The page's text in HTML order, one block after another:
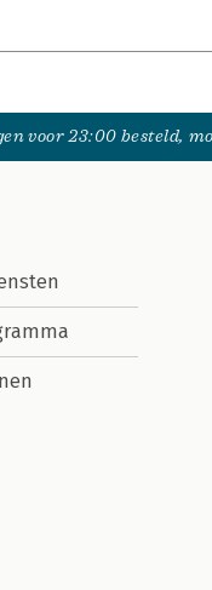
voor 23:00 besteld,